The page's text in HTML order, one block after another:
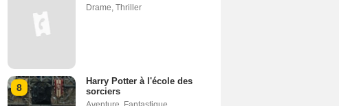
Drame Thriller
8
Harry Potter à l'école des
sorciers